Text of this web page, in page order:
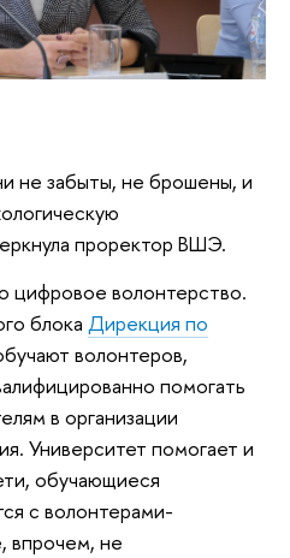
не забыты, не брошены, и
проректор ВШЭ.
цифровое волонтерство.
блока Дирекция по
волонтеров,
помогать
в организации
Университет помогает и
обучающиеся
с волонтерами-
впрочем, не